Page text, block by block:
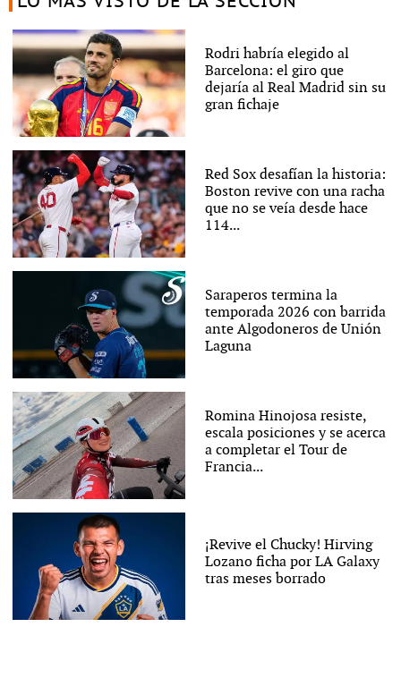
Rodri habría elegido al
Barcelona: el giro que
dejaría al Real Madrid sin su
gran fichaje
Red Sox desafían la historia:
Boston revive con una racha
que no se veía desde hace
114...
Saraperos termina la
temporada 2026 con barrida
ante Algodoneros de Unión
Laguna
Romina Hinojosa resiste,
escala posiciones y se acerca
a completar el Tour de
Francia...
¡Revive el Chucky! Hirving
Lozano ficha por LA Galaxy
tras meses borrado